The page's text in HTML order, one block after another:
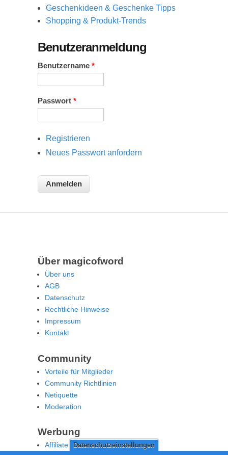
Datenschutzeinstellungen
Geschenkideen & Geschenke Tipps
Shopping & Produkt-Trends
Benutzeranmeldung
Benutzername *
Passwort *
Registrieren
Neues Passwort anfordern
Über magicofword
Über uns
AGB
Datenschutz
Rechtliche Hinweise
Impressum
Kontakt
Community
Vorteile für Mitglieder
Community Richtlinien
Netiquette
Moderation
Werbung
Affiliate Offenlegung